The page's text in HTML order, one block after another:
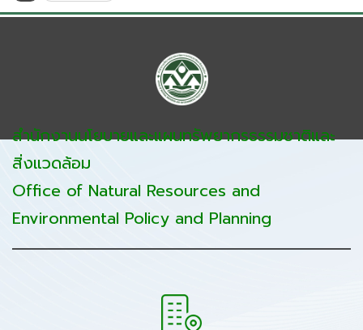
สำนักงานนโยบายและแผนทรัพยากรธรรมชาติและ
สิ่งแวดล้อม
Office of Natural Resources and
Environmental Policy and Planning